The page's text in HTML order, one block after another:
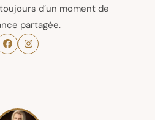
d’un moment de
partagée.